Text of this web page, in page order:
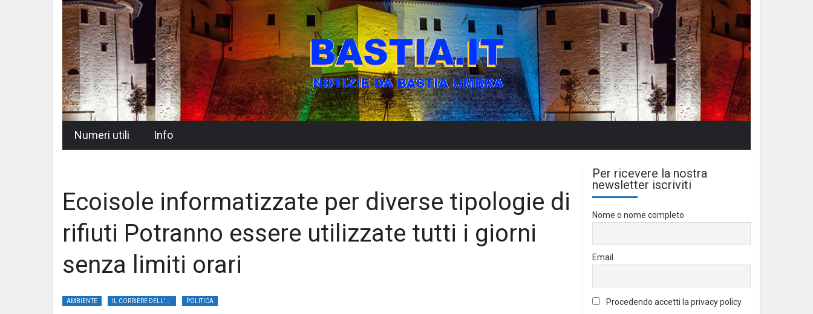
Numeri utili Info
Ecoisole informatizzate per diverse tipologie di
rifiuti Potranno essere utilizzate tutti i giorni
senza limiti orari
AMBIENTE POLITICA
Per ricevere la nostra
newsletter iscriviti
Nome o nome completo
Email
Procedendo accetti la privacy policy